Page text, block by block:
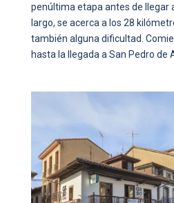
penúltima etapa antes de llegar
largo, se acerca a los 28
también alguna dificultad.
hasta la llegada a San Pedro de